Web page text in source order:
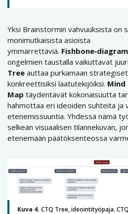
Yksi Brainstormin vahvuuksista on
monimutkaisista asioista
ymmärrettäviä.
ongelmien taustalla vaikuttavat
Tree auttaa purkamaan
konkreettisiksi laatutekijöiksi. Mind
Map täydentävät kokonaisuutta
hahmottaa eri ideoiden suhteita ja
etenemissuuntia. Yhdessä nämä
selkeän visuaalisen tilannekuvan,
etenemään päätöksenteossa
Kuva 4. CTQ Tree, ideointityöpaja.